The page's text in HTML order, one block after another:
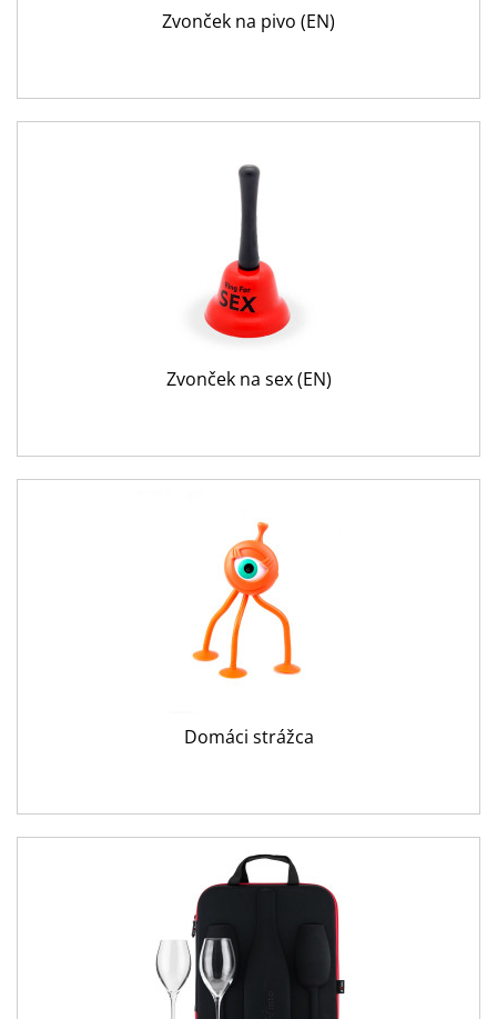
Zvonček na pivo (EN)
Zvonček na sex (EN)
Domáci strážca